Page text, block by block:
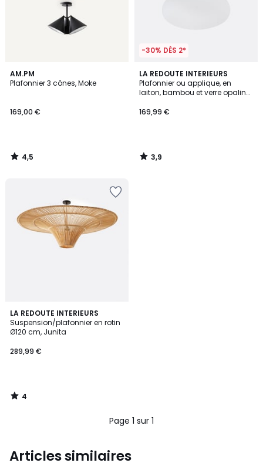
AM.PM
Plafonnier 3 cônes, Moke
169,00 €
4,5
/ 5
4,5
/
-30% DÈS 2*
LA REDOUTE INTERIEURS
Plafonnier ou applique, en
laiton, bambou et verre opaline,
169,99 €
3,9
/ 5
3,9
/
LA REDOUTE INTERIEURS
Suspension/plafonnier en rotin
Ø120 cm, Junita
289,99 €
4
/
5
4
/
Page 1 sur 1
Articles similaires